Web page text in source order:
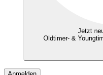
Jetzt
Oldtimer- &